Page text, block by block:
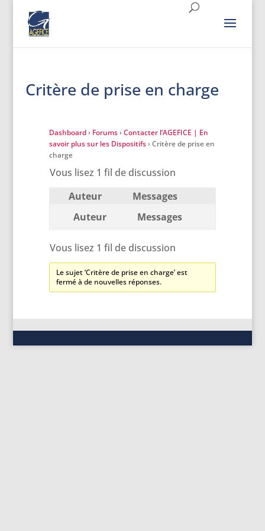
Critère de prise en charge
Dashboard › Forums › Contacter l’AGEFICE | En
savoir plus sur les Dispositifs › Critère de prise en
charge
Vous lisez 1 fil de discussion
Auteur
Messages
Auteur
Messages
Vous lisez 1 fil de discussion
Le sujet ‘Critère de prise en charge’ est
fermé à de nouvelles réponses.